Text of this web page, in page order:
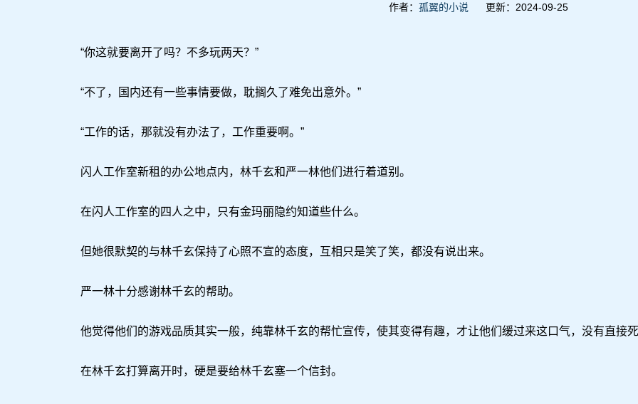
作者： 孤翼的小说 更新：2024-09-25
“你这就要离开了吗？不多玩两天？”
“不了，国内还有一些事情要做，耽搁久了难免出意外。”
“工作的话，那就没有办法了，工作重要啊。”
闪人工作室新租的办公地点内，林千玄和严一林他们进行着道别。
在闪人工作室的四人之中，只有金玛丽隐约知道些什么。
但她很默契的与林千玄保持了心照不宣的态度，互相只是笑了笑，都没有说出来。
严一林十分感谢林千玄的帮助。
他觉得他们的游戏品质其实一般，纯靠林千玄的帮忙宣传，使其变得有趣，才让他们缓过来这口气，没有直接
在林千玄打算离开时，硬是要给林千玄塞一个信封。